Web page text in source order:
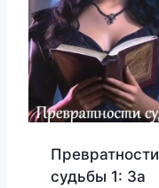
Превратности
судьбы 1: За